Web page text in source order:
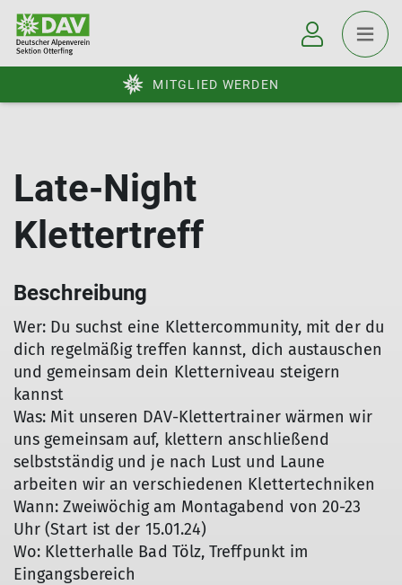
MITGLIED WERDEN
Late-Night
Klettertreff
Beschreibung
Wer: Du suchst eine Klettercommunity, mit der du
dich regelmäßig treffen kannst, dich austauschen
und gemeinsam dein Kletterniveau steigern
kannst
Was: Mit unseren DAV-Klettertrainer wärmen wir
uns gemeinsam auf, klettern anschließend
selbstständig und je nach Lust und Laune
arbeiten wir an verschiedenen Klettertechniken
Wann: Zweiwöchig am Montagabend von 20-23
Uhr (Start ist der 15.01.24)
Wo: Kletterhalle Bad Tölz, Treffpunkt im
Eingangsbereich